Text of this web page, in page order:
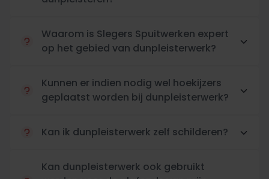
uitstraling met maar één eindverantwoordelijke.
Waarom is Slegers Spuitwerken expert
op het gebied van dunpleisterwerk?
Kunnen er indien nodig wel hoekijzers
geplaatst worden bij dunpleisterwerk?
Kan ik dunpleisterwerk zelf schilderen?
Kan dunpleisterwerk ook gebruikt